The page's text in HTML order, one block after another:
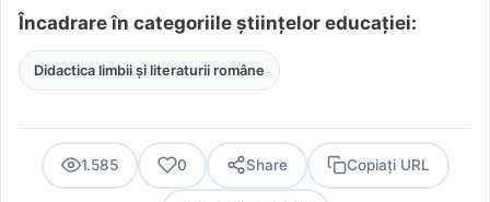
Încadrare în categoriile științelor educației:
Didactica limbii și literaturii române
1.585 0 Share Copiați URL